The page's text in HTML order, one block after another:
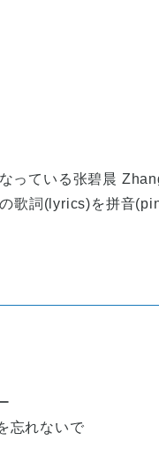
っている张碧晨
歌詞(lyrics)を拼音
忘れないで